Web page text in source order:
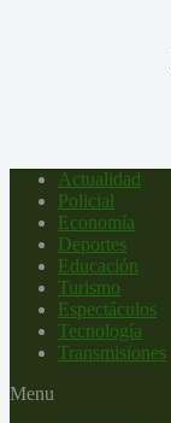
Actualidad
Policial
Economía
Deportes
Educación
Turismo
Espectáculos
Tecnología
Transmisiones
Menu